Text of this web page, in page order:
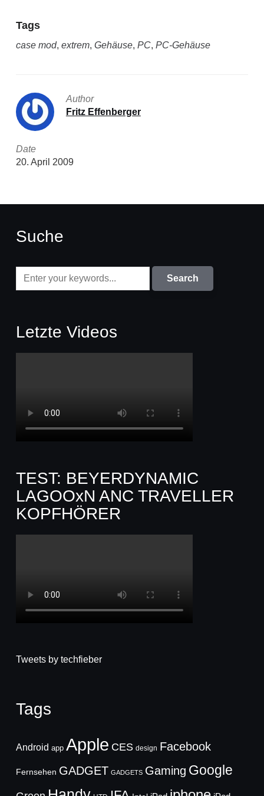
Tags
case mod, extrem, Gehäuse, PC, PC-Gehäuse
Author
Fritz Effenberger
Date
20. April 2009
Suche
Letzte Videos
TEST: BEYERDYNAMIC
LAGOOxN ANC TRAVELLER
KOPFHÖRER
Tweets by techfieber
Tags
Android app Apple CES design Facebook
Fernsehen GADGET GADGETS Gaming Google